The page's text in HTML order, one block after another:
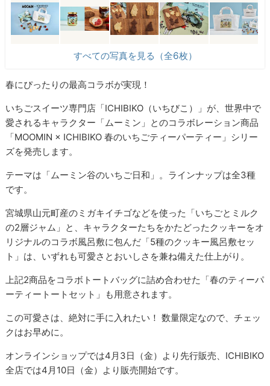
すべての写真を見る（全6枚）
春にぴったりの最高コラボが実現！
いちごスイーツ専門店「ICHIBIKO（いちびこ）」が、世界中で
愛されるキャラクター「ムーミン」とのコラボレーション商品
「MOOMIN × ICHIBIKO 春のいちごティーパーティー」シリー
ズを発売します。
テーマは「ムーミン谷のいちご日和」。ラインナップは全3種
です。
宮城県山元町産のミガキイチゴなどを使った「いちごとミルク
の2層ジャム」と、キャラクターたちをかたどったクッキーをオ
リジナルのコラボ風呂敷に包んだ「5種のクッキー風呂敷セッ
ト」は、いずれも可愛さとおいしさを兼ね備えた仕上がり。
上記2商品をコラボトートバッグに詰め合わせた「春のティーパ
ーティートートセット」も用意されます。
この可愛さは、絶対に手に入れたい！ 数量限定なので、チェッ
クはお早めに。
オンラインショップでは4月3日（金）より先行販売、ICHIBIKO
全店では4月10日（金）より販売開始です。